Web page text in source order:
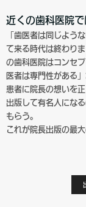
近くの歯科医院
「歯医者は同じよう
て来る時代は終わり
の歯科医院はコンセ
医者は専門性がある
患者に院長の想いを
出版して有名人にな
もらう。
これが院長出版の最大